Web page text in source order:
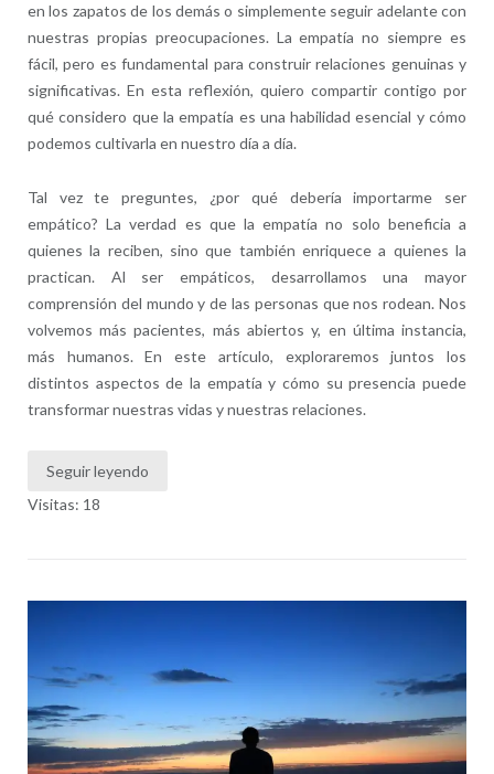
en los zapatos de los demás o simplemente seguir adelante con
nuestras propias preocupaciones. La empatía no siempre es
fácil, pero es fundamental para construir relaciones genuinas y
significativas. En esta reflexión, quiero compartir contigo por
qué considero que la empatía es una habilidad esencial y cómo
podemos cultivarla en nuestro día a día.
Tal vez te preguntes, ¿por qué debería importarme ser
empático? La verdad es que la empatía no solo beneficia a
quienes la reciben, sino que también enriquece a quienes la
practican. Al ser empáticos, desarrollamos una mayor
comprensión del mundo y de las personas que nos rodean. Nos
volvemos más pacientes, más abiertos y, en última instancia,
más humanos. En este artículo, exploraremos juntos los
distintos aspectos de la empatía y cómo su presencia puede
transformar nuestras vidas y nuestras relaciones.
Seguir leyendo
Visitas: 18